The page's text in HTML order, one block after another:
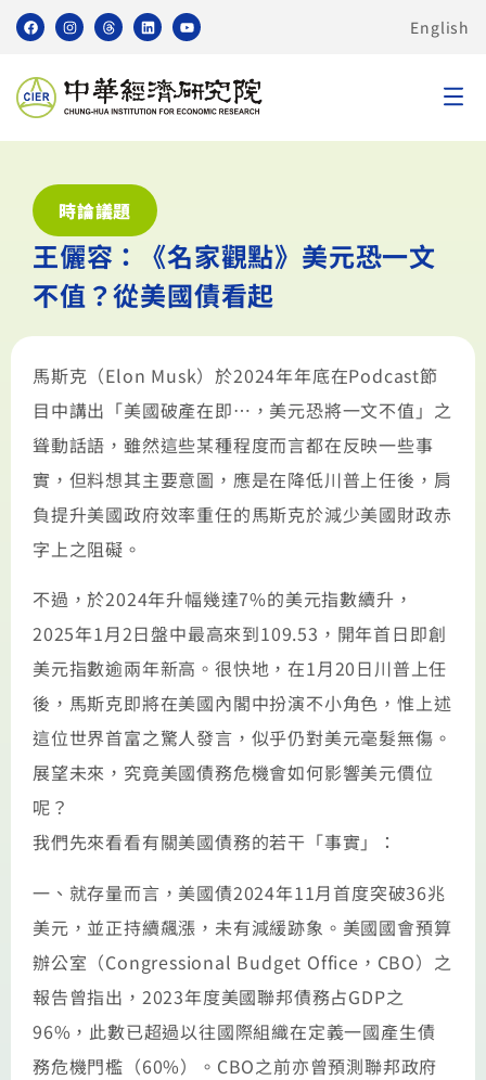
English
時論議題
王儷容：《名家觀點》美元恐一文
不值？從美國債看起
馬斯克（Elon Musk）於2024年年底在Podcast節
目中講出「美國破產在即…，美元恐將一文不值」之
聳動話語，雖然這些某種程度而言都在反映一些事
實，但料想其主要意圖，應是在降低川普上任後，肩
負提升美國政府效率重任的馬斯克於減少美國財政赤
字上之阻礙。
不過，於2024年升幅幾達7%的美元指數續升，
2025年1月2日盤中最高來到109.53，開年首日即創
美元指數逾兩年新高。很快地，在1月20日川普上任
後，馬斯克即將在美國內閣中扮演不小角色，惟上述
這位世界首富之驚人發言，似乎仍對美元毫髮無傷。
展望未來，究竟美國債務危機會如何影響美元價位
呢？
我們先來看看有關美國債務的若干「事實」：
一、就存量而言，美國債2024年11月首度突破36兆
美元，並正持續飆漲，未有減緩跡象。美國國會預算
辦公室（Congressional Budget Office，CBO）之
報告曾指出，2023年度美國聯邦債務占GDP之
96%，此數已超過以往國際組織在定義一國產生債
務危機門檻（60%）。CBO之前亦曾預測聯邦政府